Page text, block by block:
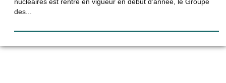
nucléaires est rentré en vigueur en début d’année, le Groupe
des...